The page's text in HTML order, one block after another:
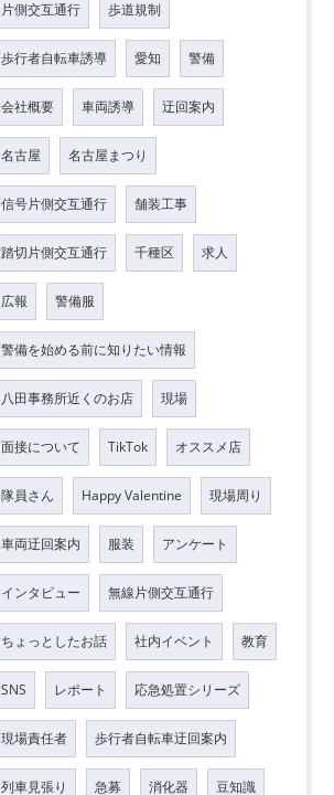
片側交互通行 歩道規制
歩行者自転車誘導 愛知 警備
会社概要 車両誘導 迂回案内
名古屋 名古屋まつり
信号片側交互通行 舗装工事
踏切片側交互通行 千種区 求人
広報 警備服
警備を始める前に知りたい情報
八田事務所近くのお店 現場
面接について TikTok オススメ店
隊員さん Happy Valentine 現場周り
車両迂回案内 服装 アンケート
インタビュー 無線片側交互通行
ちょっとしたお話 社内イベント 教育
SNS レポート 応急処置シリーズ
現場責任者 歩行者自転車迂回案内
列車見張り 急募 消化器 豆知識